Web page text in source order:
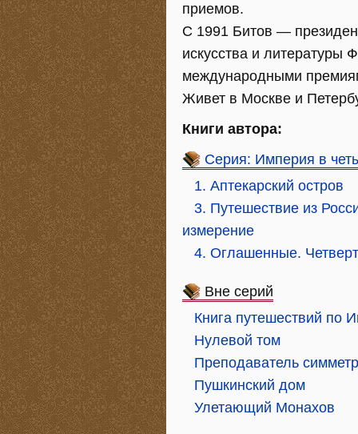
приемов.
С 1991 Битов —
искусства и литературы
международными
Живет в Москве и
Книги автора:
Серия: Империя в
1. Аптекарский остров
3. Путешествие из
измерение
4. Оглашенные.
Вне серий
Книга путешествий по
Нулевой том
Преподаватель
Пушкинский дом
Улетающий Монахов